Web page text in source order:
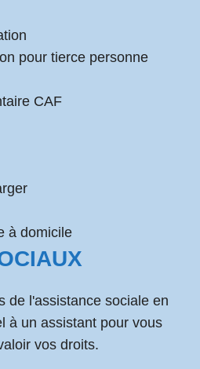
pour tierce personne
CAF
à domicile
de l'assistance sociale en
à un assistant pour vous
vos droits.